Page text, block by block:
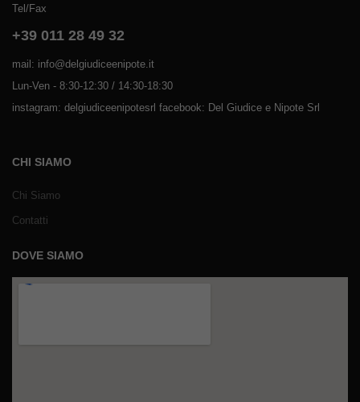
Tel/Fax
+39 011 28 49 32
mail: info@delgiudiceenipote.it
Lun-Ven - 8:30-12:30 / 14:30-18:30
instagram: delgiudiceenipotesrl facebook: Del Giudice e Nipote Srl
CHI SIAMO
Chi Siamo
Contatti
DOVE SIAMO